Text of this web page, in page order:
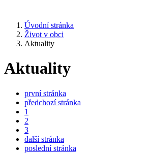
Úvodní stránka
Život v obci
Aktuality
Aktuality
první stránka
předchozí stránka
1
2
3
další stránka
poslední stránka